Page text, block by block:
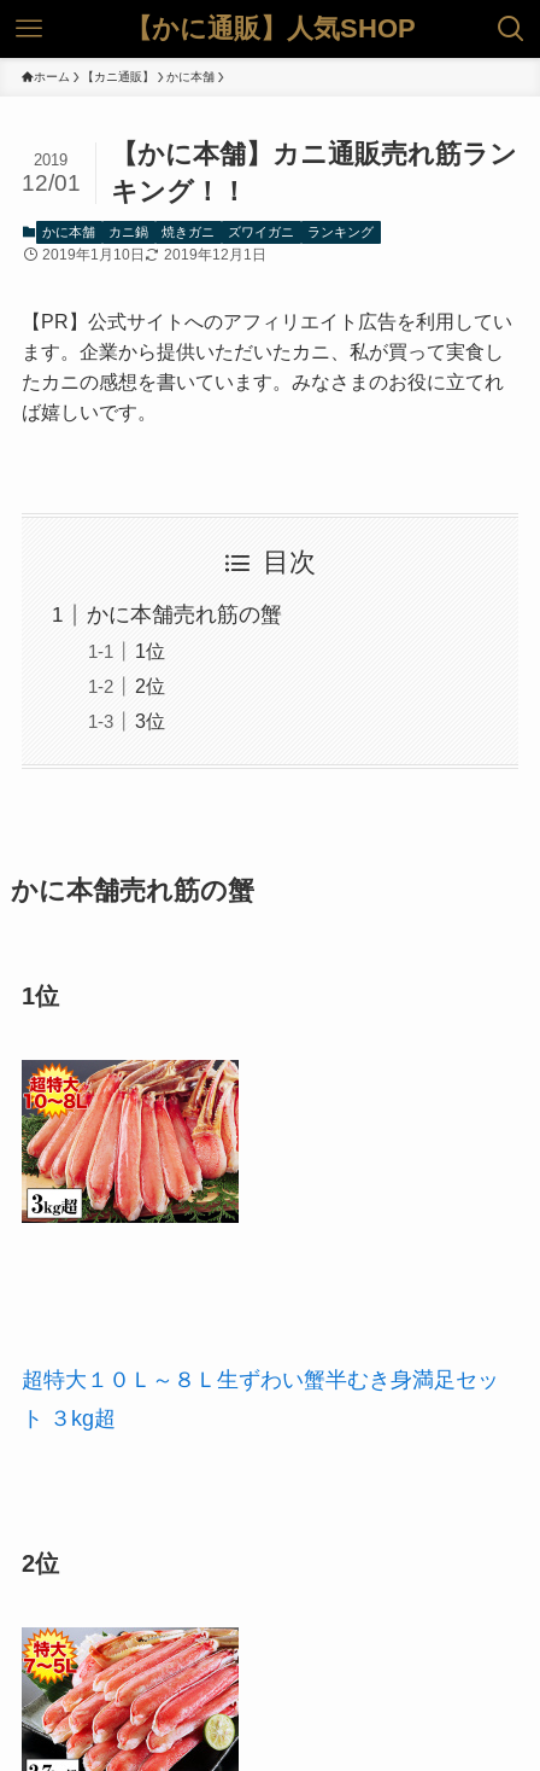
【かに通販】人気SHOP
ホーム 【カニ通販】 かに本舗
【かに本舗】カニ通販売れ筋ラン
キング！！
2019
12/01
かに本舗 カニ鍋 焼きガニ ズワイガニ ランキング
2019年1月10日 2019年12月1日
【PR】公式サイトへのアフィリエイト広告を利用してい
ます。企業から提供いただいたカニ、私が買って実食し
たカニの感想を書いています。みなさまのお役に立てれ
ば嬉しいです。
目次
かに本舗売れ筋の蟹
1位
2位
3位
かに本舗売れ筋の蟹
1位
超特大１０Ｌ～８Ｌ生ずわい蟹半むき身満足セッ
ト ３kg超
2位